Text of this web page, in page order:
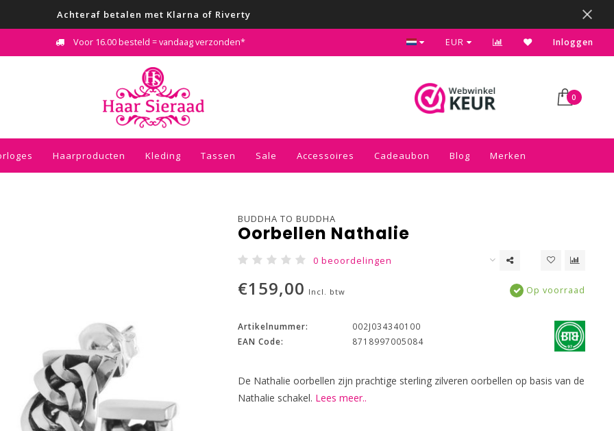
Achteraf betalen met Klarna of Riverty
Voor 16.00 besteld = vandaag verzonden* Kies voor de gratis inpakservice in je winkelwagen
EUR Inloggen
0
Haarproducten Kleding Tassen Sale Accessoires Cadeaubon Blog Merken
BUDDHA TO BUDDHA
Oorbellen Nathalie
0 beoordelingen
€159,00 Incl. btw Op voorraad
Artikelnummer:
002J034340100
EAN Code:
8718997005084
De Nathalie oorbellen zijn prachtige sterling zilveren oorbellen op basis van de
Nathalie schakel. Lees meer..